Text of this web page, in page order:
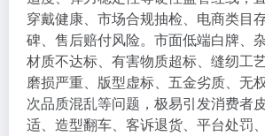
穿戴健康、市场合规抽检、电商类目
碑、售后赔付风险。市面低端白牌、
材质不达标、有害物质超标、缝纫工
磨损严重、版型虚标、五金劣质、无
次品质混乱等问题，极易引发消费者
适、造型翻车、客诉退货、平台处罚